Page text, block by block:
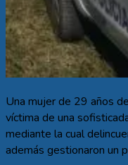
Una mujer de 29 años
víctima de una
mediante la cual
además gestionaron un